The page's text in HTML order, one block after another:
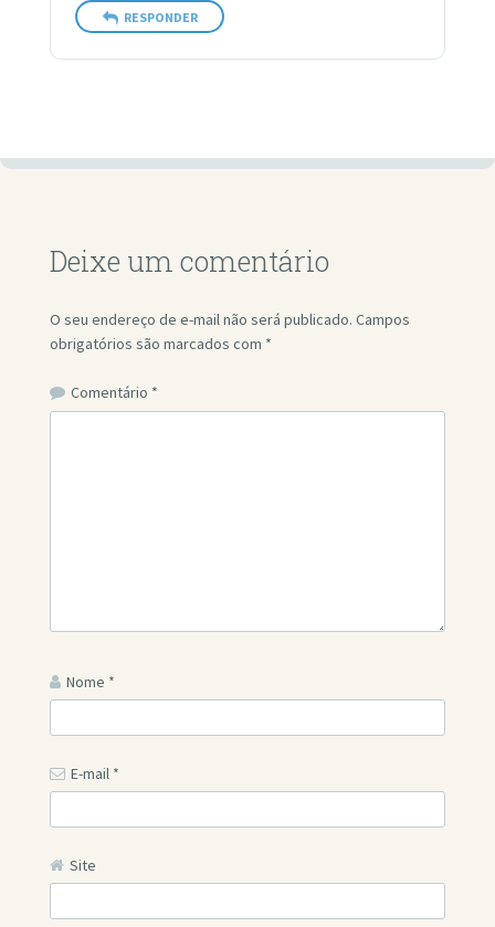
RESPONDER
Deixe um comentário
O seu endereço de e-mail não será publicado. Campos
obrigatórios são marcados com *
Comentário *
Nome *
E-mail *
Site